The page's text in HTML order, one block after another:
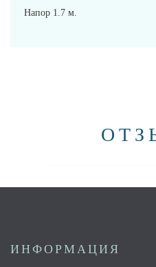
Напор 1.7 м.
ИНФОРМАЦИЯ